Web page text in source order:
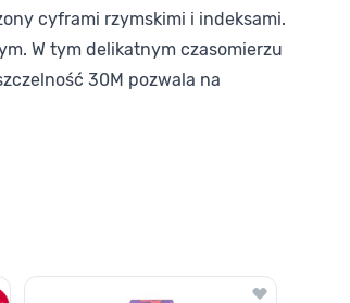
cyframi rzymskimi i indeksami.
W tym delikatnym czasomierzu
30M pozwala na
pomocą linka pomijającego.